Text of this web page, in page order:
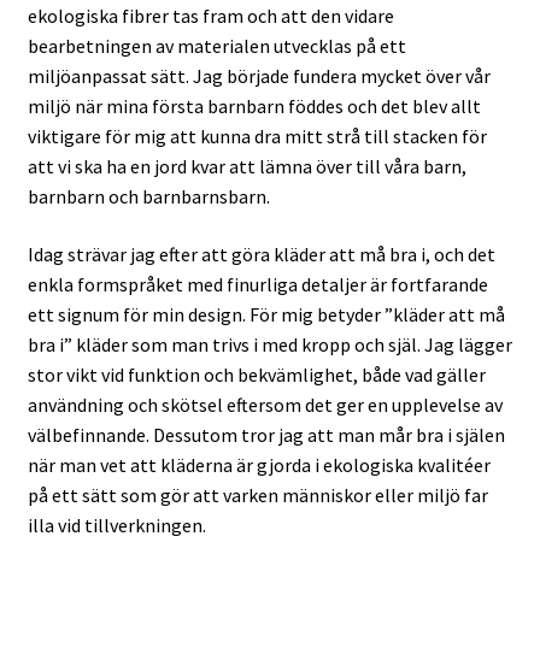
ekologiska fibrer tas fram och att den vidare
bearbetningen av materialen utvecklas på ett
miljöanpassat sätt. Jag började fundera mycket över vår
miljö när mina första barnbarn föddes och det blev allt
viktigare för mig att kunna dra mitt strå till stacken för
att vi ska ha en jord kvar att lämna över till våra barn,
barnbarn och barnbarnsbarn.
Idag strävar jag efter att göra kläder att må bra i, och det
enkla formspråket med finurliga detaljer är fortfarande
ett signum för min design. För mig betyder ”kläder att må
bra i” kläder som man trivs i med kropp och själ. Jag lägger
stor vikt vid funktion och bekvämlighet, både vad gäller
användning och skötsel eftersom det ger en upplevelse av
välbefinnande. Dessutom tror jag att man mår bra i själen
när man vet att kläderna är gjorda i ekologiska kvalitéer
på ett sätt som gör att varken människor eller miljö far
illa vid tillverkningen.